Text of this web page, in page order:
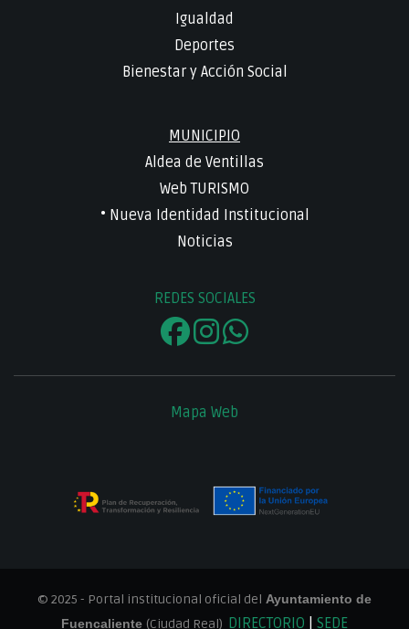
Igualdad
Deportes
Bienestar y Acción Social
MUNICIPIO
Aldea de Ventillas
Web TURISMO
• Nueva Identidad Institucional
Noticias
REDES SOCIALES
Mapa Web
© 2025 - Portal institucional oficial del Ayuntamiento de
Fuencaliente (Ciudad Real) DIRECTORIO SEDE